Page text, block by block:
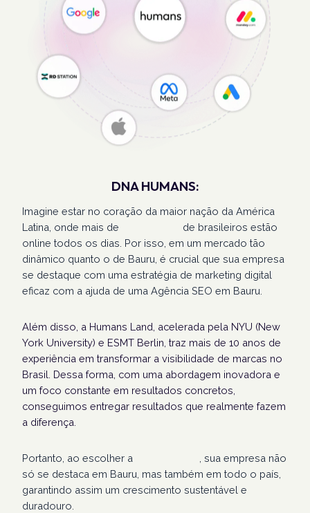
DNA HUMANS:
Imagine estar no coração da maior nação da América
Latina, onde mais de
de brasileiros estão
online todos os dias. Por isso, em um mercado tão
dinâmico quanto o de Bauru, é crucial que sua empresa
se destaque com uma estratégia de marketing digital
eficaz com a ajuda de uma Agência SEO em Bauru.
Além disso, a Humans Land, acelerada pela NYU (New
York University) e ESMT Berlin, traz mais de 10 anos de
experiência em transformar a visibilidade de marcas no
Brasil. Dessa forma, com uma abordagem inovadora e
um foco constante em resultados concretos,
conseguimos entregar resultados que realmente fazem
a diferença.
Portanto, ao escolher a
, sua empresa não
só se destaca em Bauru, mas também em todo o país,
garantindo assim um crescimento sustentável e
duradouro.